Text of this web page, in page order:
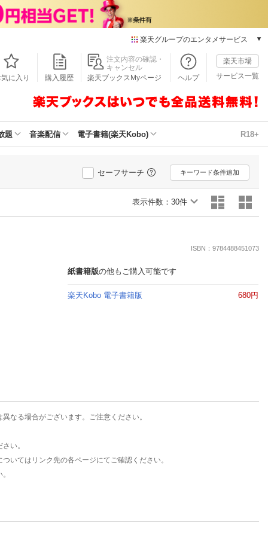
楽天グループのエンタメサービス
本/ゲーム/CD/DVD
楽天ブックス
楽天Kobo
動画配信
楽天TV
動画配信ガイド
楽天チケット
気に入り 購入履歴
注文内容の確認・
キャンセル
楽天ブックスMyページ
ヘルプ
楽天市場
サービス一覧
題 音楽配信 電子書籍(楽天Kobo) R18+
セーフサーチ キーワード条件追加
表示件数： 30件
ISBN：9784488451073
紙書籍版の他もご購入可能です
楽天Kobo 電子書籍版 680円
なる場合がございます。ご注意ください。
い。
いてはリンク先の各ページにてご確認ください。